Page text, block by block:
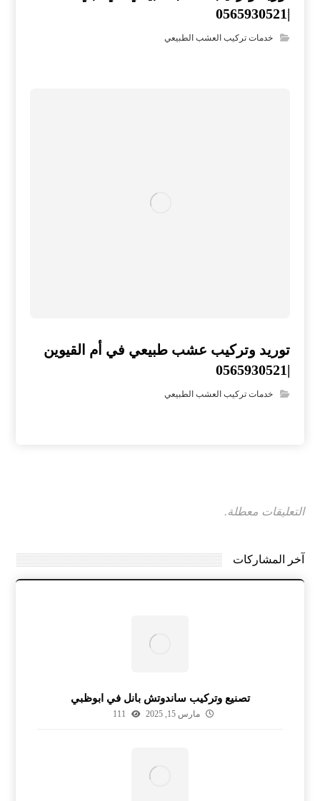
|0565930521
خدمات تركيب العشب الطبيعي
توريد وتركيب عشب طبيعي في أم القيوين
|0565930521
خدمات تركيب العشب الطبيعي
التعليقات معطلة.
آخر المشاركات
تصنيع وتركيب ساندوتش بانل في ابوظبي
مارس 15, 2025 111